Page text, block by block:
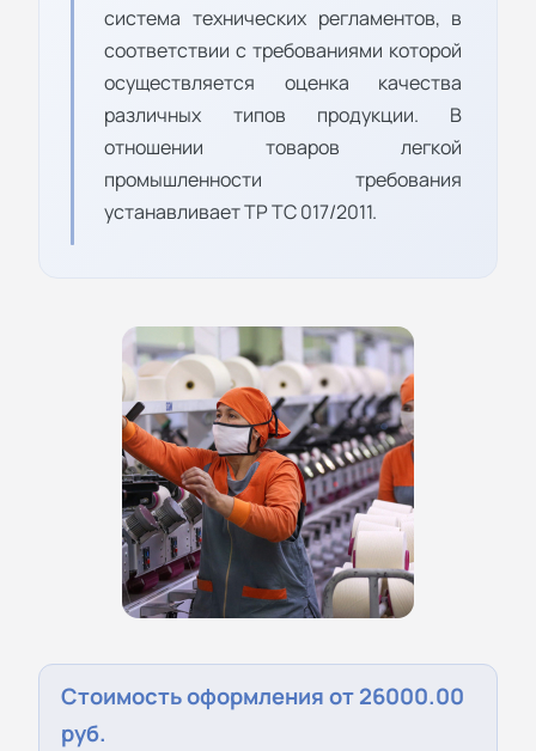
система технических регламентов, в
соответствии с требованиями которой
осуществляется оценка качества
различных типов продукции. В
отношении товаров легкой
промышленности требования
устанавливает ТР ТС 017/2011.
Стоимость оформления от 26000.00
руб.